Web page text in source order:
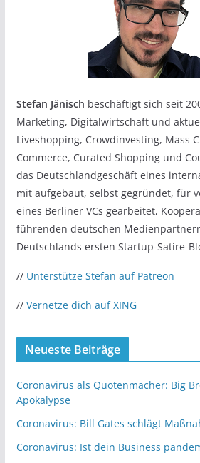
Stefan Jänisch beschäftigt sich seit
Marketing, Digitalwirtschaft und
Liveshopping, Crowdinvesting, Mass
Commerce, Curated Shopping und
das Deutschlandgeschäft eines
mit aufgebaut, selbst gegründet, für
eines Berliner VCs gearbeitet,
führenden deutschen
Deutschlands ersten Startup-Satire-
// Unterstütze Stefan auf Patreon
// Vernetze dich auf XING
Neueste Beiträge
Coronavirus als Quotenmacher: Big
Apokalypse
Coronavirus: Bill Gates schlägt
Coronavirus: Ist dein Business